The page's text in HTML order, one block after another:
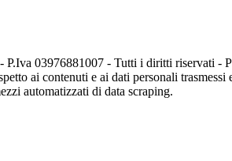
03976881007 - Tutti i diritti riservati -
ai contenuti e ai dati personali
automatizzati di data scraping.